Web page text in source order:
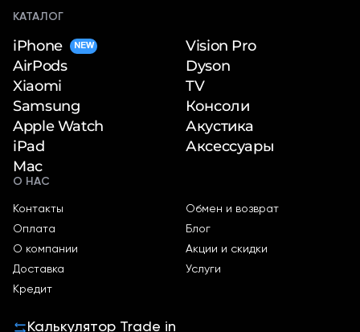
КАТАЛОГ
iPhone NEW
AirPods
Xiaomi
Samsung
Apple Watch
iPad
Mac
Vision Pro
Dyson
TV
Консоли
Акустика
Аксессуары
О НАС
Контакты
Оплата
О компании
Доставка
Кредит
Обмен и возврат
Блог
Акции и скидки
Услуги
Калькулятор Trade in